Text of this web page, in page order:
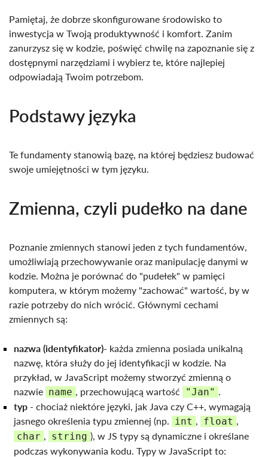
Pamiętaj, że dobrze skonfigurowane środowisko to
inwestycja w Twoją produktywność i komfort. Zanim
zanurzysz się w kodzie, poświęć chwilę na zapoznanie się z
dostępnymi narzędziami i wybierz te, które najlepiej
odpowiadają Twoim potrzebom.
Podstawy języka
Te fundamenty stanowią bazę, na której będziesz budować
swoje umiejętności w tym języku.
Zmienna, czyli pudełko na dane
Poznanie zmiennych stanowi jeden z tych fundamentów,
umożliwiają przechowywanie oraz manipulację danymi w
kodzie. Można je porównać do "pudełek" w pamięci
komputera, w którym możemy "zachować" wartość, by w
razie potrzeby do nich wrócić. Głównymi cechami
zmiennych są:
nazwa (identyfikator)- każda zmienna posiada unikalną
nazwę, która służy do jej identyfikacji w kodzie. Na
przykład, w JavaScript możemy stworzyć zmienną o
nazwie name , przechowującą wartość "Jan" .
typ - chociaż niektóre języki, jak Java czy C++, wymagają
jasnego określenia typu zmiennej (np. int , float ,
char , string ), w JS typy są dynamiczne i określane
podczas wykonywania kodu. Typy w JavaScript to: